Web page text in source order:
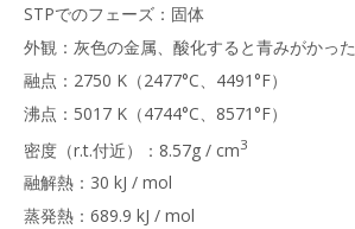
STPでのフェーズ：固体
外観：灰色の金属、酸化すると青みがかった
融点：2750 K（2477°C、4491°F）
沸点：5017 K（4744°C、8571°F）
密度（r.t.付近）：8.57g / cm3
融解熱：30 kJ / mol
蒸発熱：689.9 kJ / mol